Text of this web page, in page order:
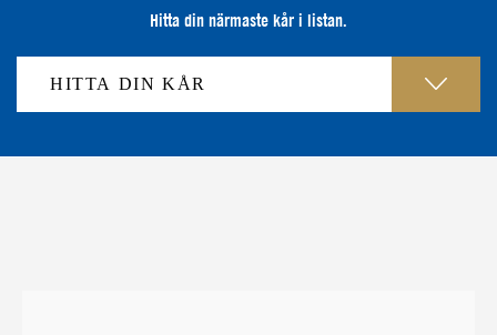
Hitta din närmaste kår i listan.